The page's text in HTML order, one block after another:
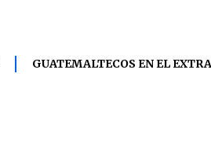
GUATEMALTECOS EN EL